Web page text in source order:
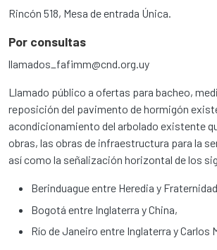
Rincón 518, Mesa de entrada Única.
Por consultas
llamados_fafimm@cnd.org.uy
Llamado público a ofertas para bacheo,
reposición del pavimento de hormigón
acondicionamiento del arbolado existente
obras, las obras de infraestructura para la
así como la señalización horizontal de los
Berinduague entre Heredia y
Bogotá entre Inglaterra y China,
Río de Janeiro entre Inglaterra y Carlos